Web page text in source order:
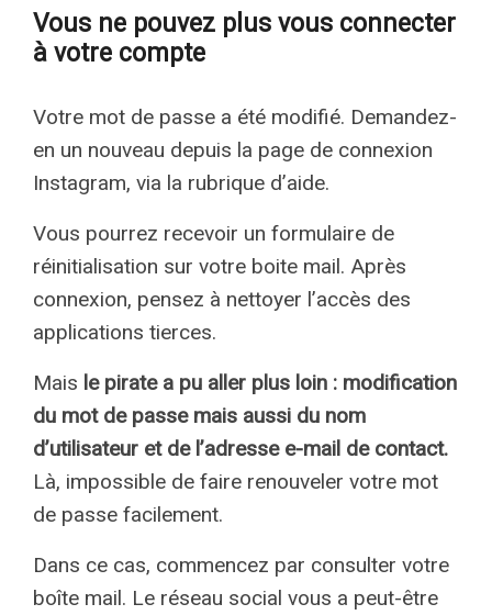
Vous ne pouvez plus vous connecter
à votre compte
Votre mot de passe a été modifié. Demandez-
en un nouveau depuis la page de connexion
Instagram, via la rubrique d’aide.
Vous pourrez recevoir un formulaire de
réinitialisation sur votre boite mail. Après
connexion, pensez à nettoyer l’accès des
applications tierces.
Mais le pirate a pu aller plus loin : modification
du mot de passe mais aussi du nom
d’utilisateur et de l’adresse e-mail de contact.
Là, impossible de faire renouveler votre mot
de passe facilement.
Dans ce cas, commencez par consulter votre
boîte mail. Le réseau social vous a peut-être